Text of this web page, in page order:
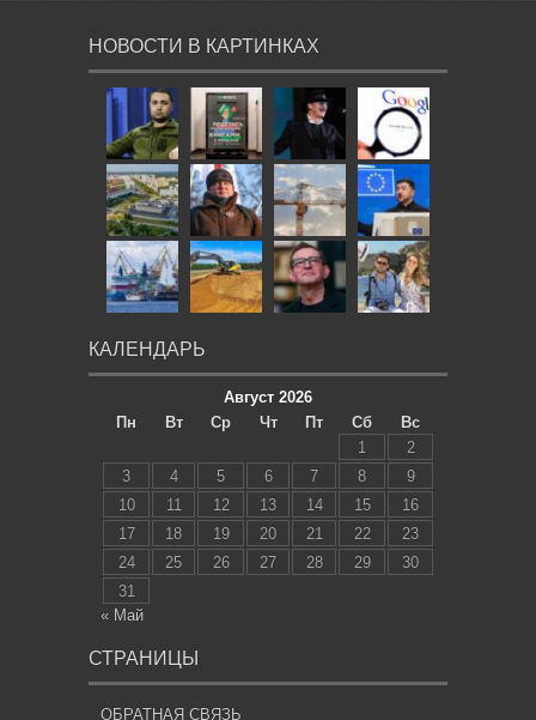
НОВОСТИ В КАРТИНКАХ
КАЛЕНДАРЬ
Август 2026
Пн
Вт Ср Чт Пт Сб
Вс
1
2
3
4 5 6 7 8
9
10
11 12 13 14 15
16
17
18 19 20 21 22
23
24
25 26 27 28 29
30
31
« Май
СТРАНИЦЫ
ОБРАТНАЯ СВЯЗЬ